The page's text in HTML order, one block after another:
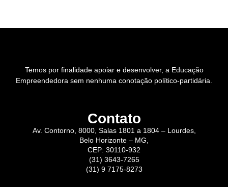
Temos por finalidade apoiar e desenvolver, a Educação
Empreendedora sem nenhuma conotação político-partidária.
Contato
Av. Contorno, 8000, Salas 1801 a 1804 – Lourdes,
Belo Horizonte – MG,
CEP: 30110-932
(31) 3643-7265
(31) 9 7175-8273